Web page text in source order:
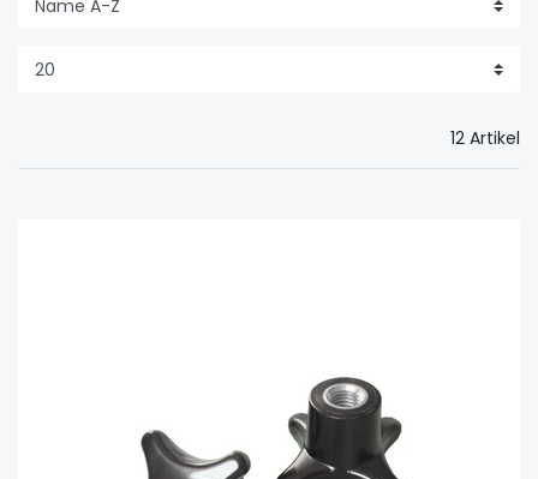
12 Artikel